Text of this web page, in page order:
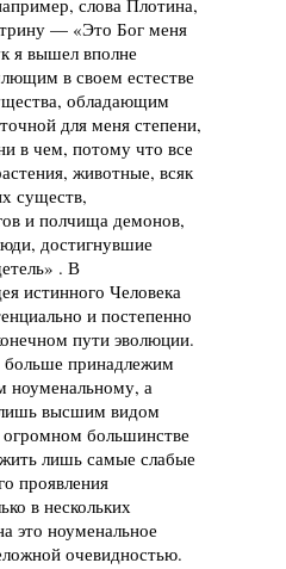
— «Это Бог меня
я вышел вполне
в своем естестве
обладающим
для меня степени,
в чем, потому что все
животные, всяк
существ,
и полчища демонов,
достигнувшие
. В
истинного Человека
и постепенно
пути эволюции.
принадлежим
ноуменальному, а
высшим видом
большинстве
лишь самые слабые
проявления
в нескольких
это ноуменальное
очевидностью.